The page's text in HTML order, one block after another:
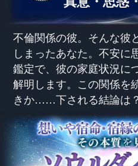
不倫関係の彼。そんな彼
しまったあなた。不安に
鑑定で、彼の家庭状況に
解明します。この関係を
きか……下される結論は？